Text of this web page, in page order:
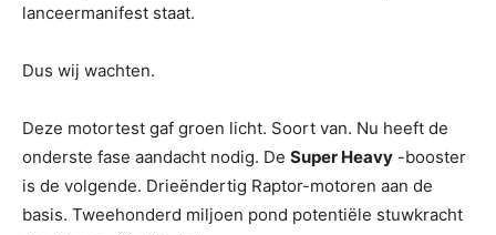
lanceermanifest staat.
Dus wij wachten.
Deze motortest gaf groen licht. Soort van. Nu heeft de
onderste fase aandacht nodig. De Super Heavy -booster
is de volgende. Drieëndertig Raptor-motoren aan de
basis. Tweehonderd miljoen pond potentiële stuwkracht